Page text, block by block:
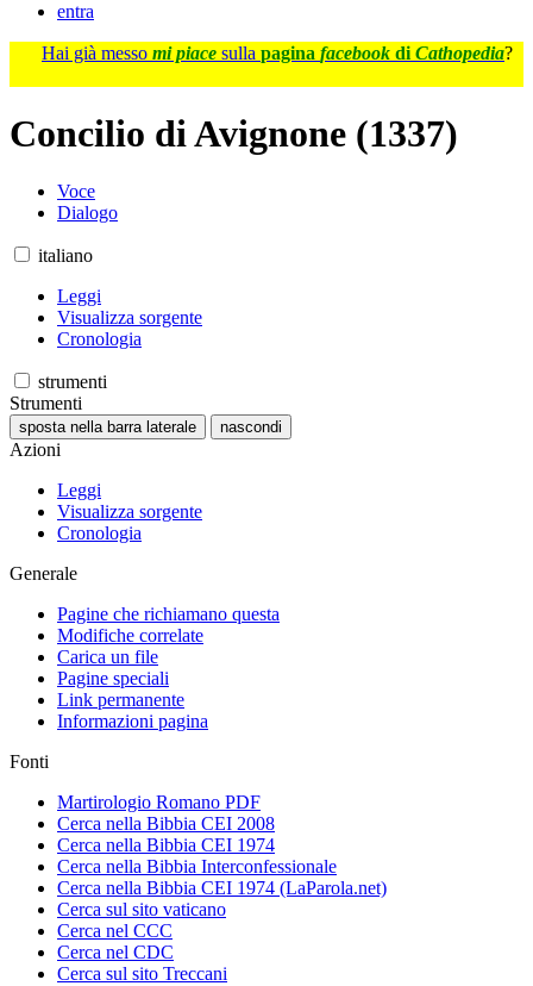
entra
Hai già messo mi piace sulla pagina facebook di Cathopedia?
Concilio di Avignone (1337)
Voce
Dialogo
italiano
Leggi
Visualizza sorgente
Cronologia
strumenti
Strumenti
sposta nella barra laterale nascondi
Azioni
Leggi
Visualizza sorgente
Cronologia
Generale
Pagine che richiamano questa
Modifiche correlate
Carica un file
Pagine speciali
Link permanente
Informazioni pagina
Fonti
Martirologio Romano PDF
Cerca nella Bibbia CEI 2008
Cerca nella Bibbia CEI 1974
Cerca nella Bibbia Interconfessionale
Cerca nella Bibbia CEI 1974 (LaParola.net)
Cerca sul sito vaticano
Cerca nel CCC
Cerca nel CDC
Cerca sul sito Treccani